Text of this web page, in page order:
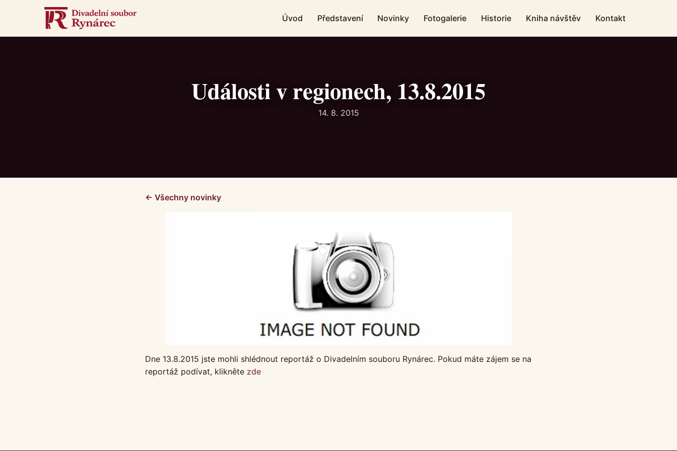
Úvod Představení Novinky Fotogalerie Historie Kniha návštěv Kontakt
Události v regionech, 13.8.2015
14. 8. 2015
← Všechny novinky
Dne 13.8.2015 jste mohli shlédnout reportáž o Divadelním souboru Rynárec. Pokud máte zájem se na
reportáž podívat, klikněte zde